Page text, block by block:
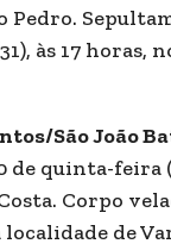
Pedro.
às 17 horas,
São João
de quinta-feira
Corpo
de